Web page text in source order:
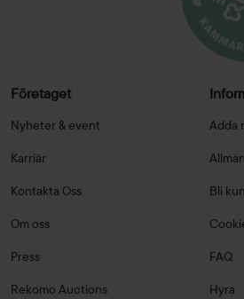
Företaget
Nyheter & event
Karriär
Kontakta Oss
Om oss
Press
Rekomo Auctions
Adda
Bli
FAQ
Hyra